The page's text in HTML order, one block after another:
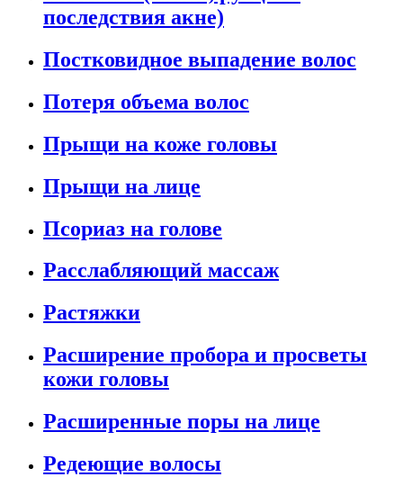
последствия акне)
Постковидное выпадение волос
Потеря объема волос
Прыщи на коже головы
Прыщи на лице
Псориаз на голове
Расслабляющий массаж
Растяжки
Расширение пробора и просветы
кожи головы
Расширенные поры на лице
Редеющие волосы